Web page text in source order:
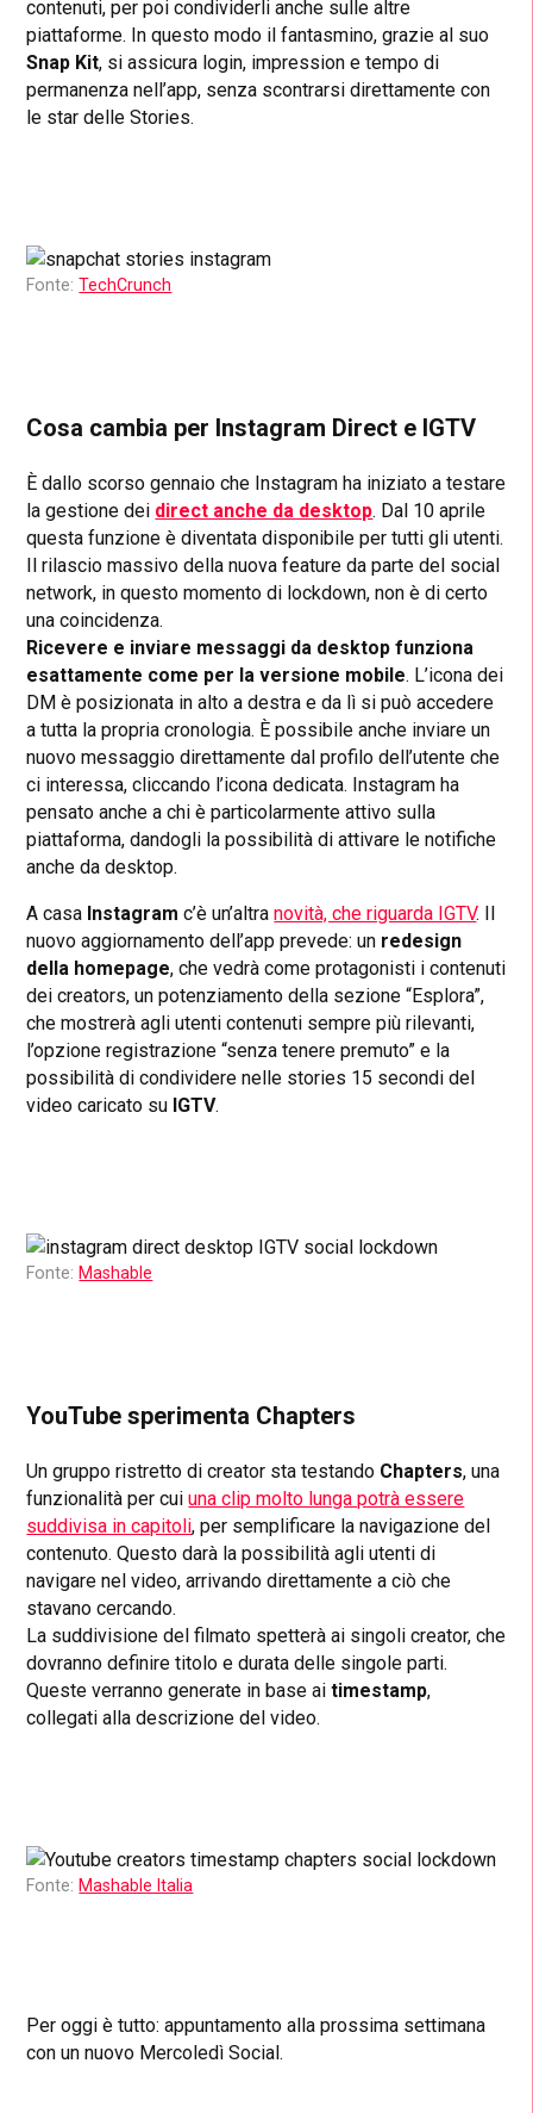
contenuti, per poi condividerli anche sulle altre
piattaforme. In questo modo il fantasmino, grazie al suo
Snap Kit, si assicura login, impression e tempo di
permanenza nell’app, senza scontrarsi direttamente con
le star delle Stories.
Fonte:TechCrunch
Cosa cambia per Instagram Direct e IGTV
È dallo scorso gennaio che Instagram ha iniziato a testare
la gestione dei direct anche da desktop. Dal 10 aprile
questa funzione è diventata disponibile per tutti gli utenti.
Il rilascio massivo della nuova feature da parte del social
network, in questo momento di lockdown, non è di certo
una coincidenza.
Ricevere e inviare messaggi da desktop funziona
esattamente come per la versione mobile. L’icona dei
DM è posizionata in alto a destra e da lì si può accedere
a tutta la propria cronologia. È possibile anche inviare un
nuovo messaggio direttamente dal profilo dell’utente che
ci interessa, cliccando l’icona dedicata. Instagram ha
pensato anche a chi è particolarmente attivo sulla
piattaforma, dandogli la possibilità di attivare le notifiche
anche da desktop.
A casa Instagram c’è un’altranovità, che riguarda IGTV. Il
nuovo aggiornamento dell’app prevede: un redesign
della homepage, che vedrà come protagonisti i contenuti
dei creators, un potenziamento della sezione “Esplora”,
che mostrerà agli utenti contenuti sempre più rilevanti,
l’opzione registrazione “senza tenere premuto” e la
possibilità di condividere nelle stories 15 secondi del
video caricato su IGTV.
Fonte: Mashable
YouTube sperimenta Chapters
Un gruppo ristretto di creator sta testando Chapters, una
funzionalità per cuiuna clip molto lunga potrà essere
suddivisa in capitoli, per semplificare la navigazione del
contenuto. Questo darà la possibilità agli utenti di
navigare nel video, arrivando direttamente a ciò che
stavano cercando.
La suddivisione del filmato spetterà ai singoli creator, che
dovranno definire titolo e durata delle singole parti.
Queste verranno generate in base aitimestamp,
collegati alla descrizione del video.
Fonte: Mashable Italia
Per oggi è tutto: appuntamento alla prossima settimana
con un nuovo Mercoledì Social.